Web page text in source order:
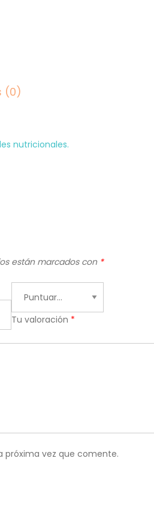
(0)
nutricionales.
están marcados con *
Tu valoración *
próxima vez que comente.